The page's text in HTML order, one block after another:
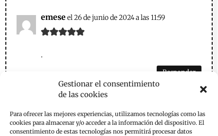
Gestionar el consentimiento
de las cookies
Para ofrecer las mejores experiencias, utilizamos tecnologías como las
cookies para almacenar y/o acceder a la información del dispositivo. El
consentimiento de estas tecnologías nos permitirá procesar datos
emeseel 26 de junio de 2024 a las 11:59
.
Responder
Enviar un comentario
Tu dirección de correo electrónico no será publicada.Los